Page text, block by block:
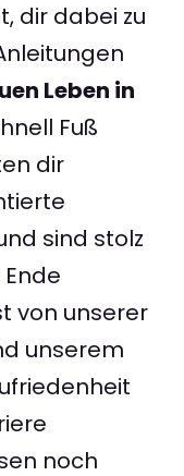
dir dabei zu
Leben in
Fuß
dir
sind stolz
von unserer
unserem
noch